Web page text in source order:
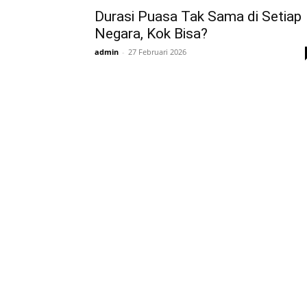
Durasi Puasa Tak Sama di Setiap
Negara, Kok Bisa?
admin - 27 Februari 2026